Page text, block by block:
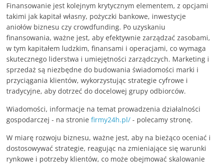
Finansowanie jest kolejnym krytycznym elementem, z opcjami
takimi jak kapitał własny, pożyczki bankowe, inwestycje
aniołów biznesu czy crowdfunding. Po uzyskaniu
finansowania, ważne jest, aby efektywnie zarządzać zasobami,
w tym kapitałem ludzkim, finansami i operacjami, co wymaga
skutecznego liderstwa i umiejętności zarządczych. Marketing i
sprzedaż są niezbędne do budowania świadomości marki i
przyciągania klientów, wykorzystując strategie cyfrowe i
tradycyjne, aby dotrzeć do docelowej grupy odbiorców.
Wiadomości, informacje na temat prowadzenia działalności
gospodarczej - na stroniefirmy24h.pl/ - polecamy stronę.
W miarę rozwoju biznesu, ważne jest, aby na bieżąco oceniać i
dostosowywać strategie, reagując na zmieniające się warunki
rynkowe i potrzeby klientów, co może obejmować skalowanie